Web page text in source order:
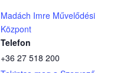
Madách Imre Művelődési
Központ
Telefon
+36 27 518 200